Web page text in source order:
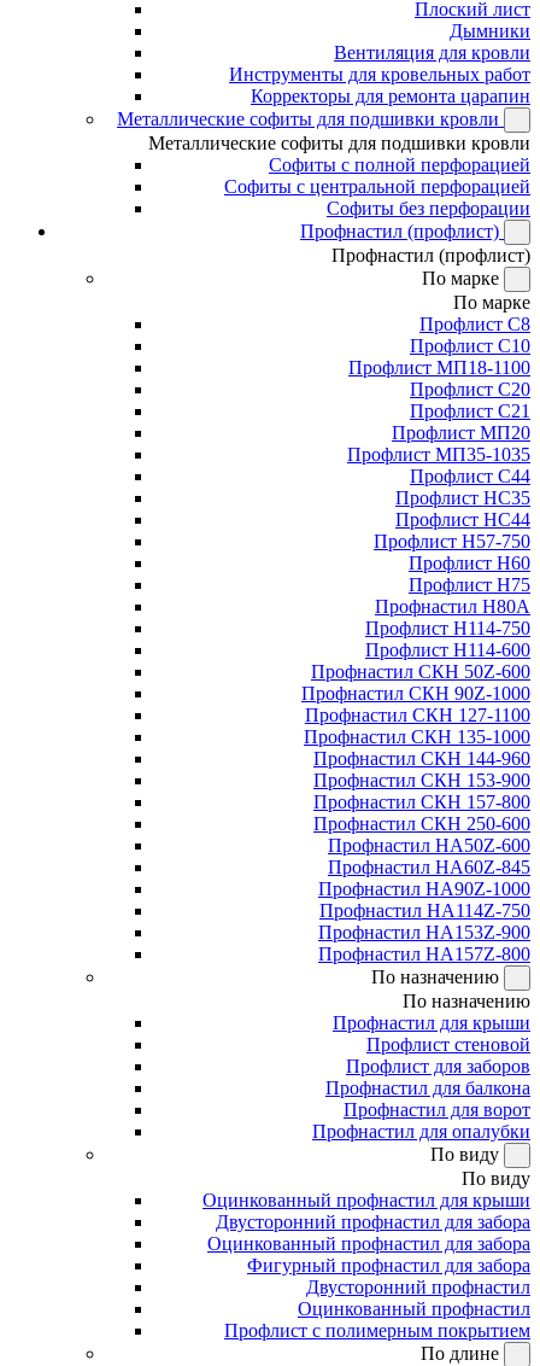
Плоский лист
Дымники
Вентиляция для кровли
Инструменты для кровельных работ
Корректоры для ремонта царапин
Металлические софиты для подшивки кровли
Металлические софиты для подшивки кровли
Софиты с полной перфорацией
Софиты с центральной перфорацией
Софиты без перфорации
Профнастил (профлист)
Профнастил (профлист)
По марке
По марке
Профлист С8
Профлист С10
Профлист МП18-1100
Профлист С20
Профлист С21
Профлист МП20
Профлист МП35-1035
Профлист С44
Профлист НС35
Профлист НС44
Профлист Н57-750
Профлист Н60
Профлист Н75
Профнастил Н80А
Профлист Н114-750
Профлист Н114-600
Профнастил СКН 50Z-600
Профнастил СКН 90Z-1000
Профнастил СКН 127-1100
Профнастил СКН 135-1000
Профнастил СКН 144-960
Профнастил СКН 153-900
Профнастил СКН 157-800
Профнастил СКН 250-600
Профнастил НА50Z-600
Профнастил НА60Z-845
Профнастил НА90Z-1000
Профнастил НА114Z-750
Профнастил НА153Z-900
Профнастил НА157Z-800
По назначению
По назначению
Профнастил для крыши
Профлист стеновой
Профлист для заборов
Профнастил для балкона
Профнастил для ворот
Профнастил для опалубки
По виду
По виду
Оцинкованный профнастил для крыши
Двусторонний профнастил для забора
Оцинкованный профнастил для забора
Фигурный профнастил для забора
Двусторонний профнастил
Оцинкованный профнастил
Профлист с полимерным покрытием
По длине